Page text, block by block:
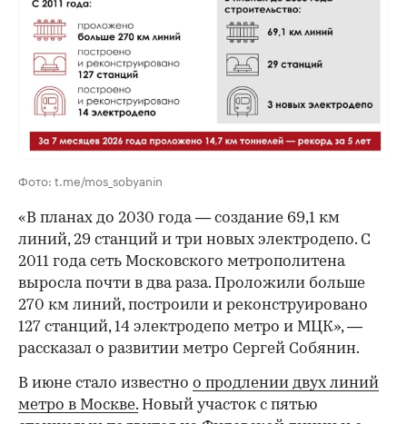
00:00 /
Фото: t.me/mos_sobyanin
«В планах до 2030 года — создание 69,1 км
линий, 29 станций и три новых электродепо. С
2011 года сеть Московского метрополитена
выросла почти в два раза. Проложили больше
270 км линий, построили и реконструировано
127 станций, 14 электродепо метро и МЦК», —
рассказал о развитии метро Сергей Собянин.
В июне стало известно о продлении двух линий
метро в Москве. Новый участок с пятью